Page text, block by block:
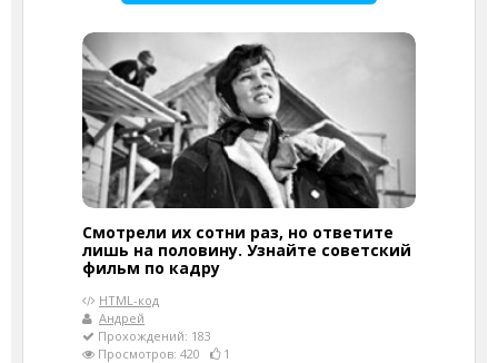
Смотрели их сотни раз, но ответите
лишь на половину. Узнайте советский
фильм по кадру
HTML-код
Андрей
Прохождений: 183
Просмотров: 420
1